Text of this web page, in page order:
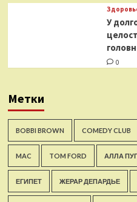
У
0
Метки
BOBBI BROWN COMEDY CLUB
MAC TOM FORD АЛЛА
ЕГИПЕТ ЖЕРАР ДЕПАРДЬЕ